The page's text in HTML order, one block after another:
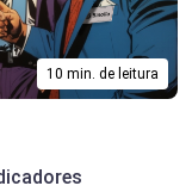
10 min. de leitura